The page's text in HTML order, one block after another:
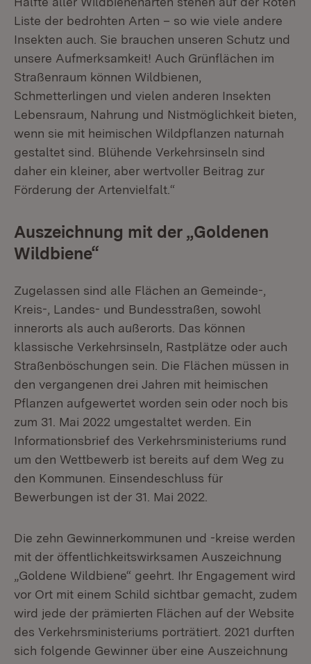
Liste der bedrohten Arten – so wie viele andere
Insekten auch. Sie brauchen unseren Schutz und
unsere Aufmerksamkeit! Auch Grünflächen im
Straßenraum können Wildbienen,
Schmetterlingen und vielen anderen Insekten
Lebensraum, Nahrung und Nistmöglichkeit bieten,
wenn sie mit heimischen Wildpflanzen naturnah
gestaltet sind. Blühende Verkehrsinseln sind
daher ein kleiner, aber wertvoller Beitrag zur
Förderung der Artenvielfalt.“
Auszeichnung mit der „Goldenen
Wildbiene“
Zugelassen sind alle Flächen an Gemeinde-,
Kreis-, Landes- und Bundesstraßen, sowohl
innerorts als auch außerorts. Das können
klassische Verkehrsinseln, Rastplätze oder auch
Straßenböschungen sein. Die Flächen müssen in
den vergangenen drei Jahren mit heimischen
Pflanzen aufgewertet worden sein oder noch bis
zum 31. Mai 2022 umgestaltet werden. Ein
Informationsbrief des Verkehrsministeriums rund
um den Wettbewerb ist bereits auf dem Weg zu
den Kommunen. Einsendeschluss für
Bewerbungen ist der 31. Mai 2022.
Die zehn Gewinnerkommunen und -kreise werden
mit der öffentlichkeitswirksamen Auszeichnung
„Goldene Wildbiene“ geehrt. Ihr Engagement wird
vor Ort mit einem Schild sichtbar gemacht, zudem
wird jede der prämierten Flächen auf der Website
des Verkehrsministeriums porträtiert. 2021 durften
sich folgende Gewinner über eine Auszeichnung